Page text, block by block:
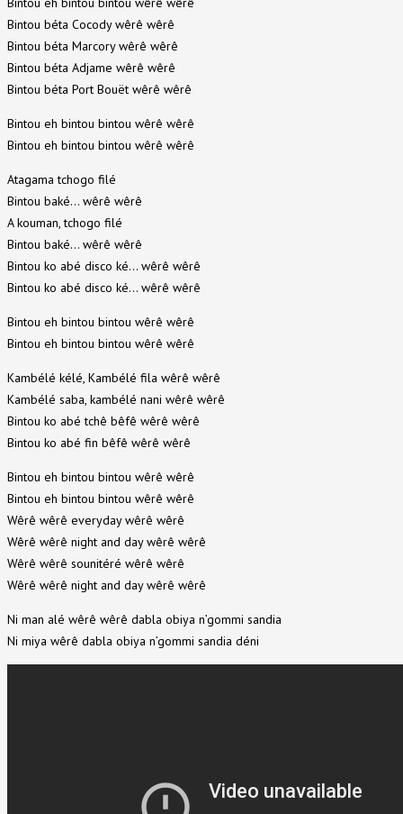
Bintou béta Cocody wêrê wêrê
Bintou béta Marcory wêrê wêrê
Bintou béta Adjame wêrê wêrê
Bintou béta Port Bouët wêrê wêrê
Bintou eh bintou bintou wêrê wêrê
Bintou eh bintou bintou wêrê wêrê
Atagama tchogo filé
Bintou baké… wêrê wêrê
A kouman, tchogo filé
Bintou baké… wêrê wêrê
Bintou ko abé disco ké… wêrê wêrê
Bintou ko abé disco ké… wêrê wêrê
Bintou eh bintou bintou wêrê wêrê
Bintou eh bintou bintou wêrê wêrê
Kambélé kélé, Kambélé fila wêrê wêrê
Kambélé saba, kambélé nani wêrê wêrê
Bintou ko abé tchê bêfê wêrê wêrê
Bintou ko abé fin bêfê wêrê wêrê
Bintou eh bintou bintou wêrê wêrê
Bintou eh bintou bintou wêrê wêrê
Wêrê wêrê everyday wêrê wêrê
Wêrê wêrê night and day wêrê wêrê
Wêrê wêrê sounitéré wêrê wêrê
Wêrê wêrê night and day wêrê wêrê
Ni man alé wêrê wêrê dabla obiya n’gommi sandia
Ni miya wêrê dabla obiya n’gommi sandia déni